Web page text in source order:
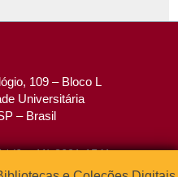
109 – Bloco L
Universitária
– Brasil
/ (0xx11) 3091-1541
1567